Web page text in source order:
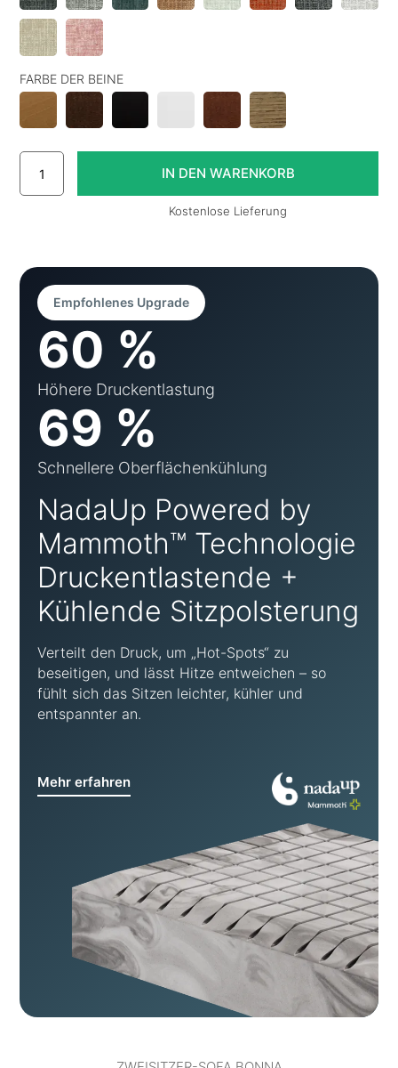
FARBE DER BEINE
Kostenlose Lieferung
Empfohlenes Upgrade
60 %
Höhere Druckentlastung
69 %
Schnellere Oberflächenkühlung
NadaUp Powered by
Mammoth™ Technologie
Druckentlastende +
Kühlende Sitzpolsterung
Verteilt den Druck, um „Hot-Spots“ zu
beseitigen, und lässt Hitze entweichen – so
fühlt sich das Sitzen leichter, kühler und
entspannter an.
Mehr erfahren